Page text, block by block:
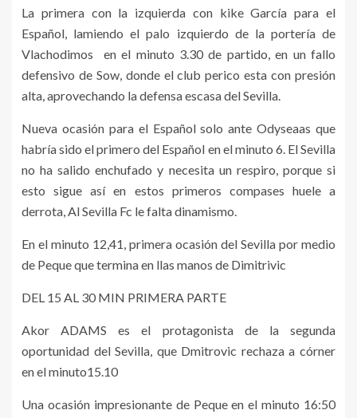
La primera con la izquierda con kike García para el
Español, lamiendo el palo izquierdo de la portería de
Vlachodimos en el minuto 3.30 de partido, en un fallo
defensivo de Sow, donde el club perico esta con presión
alta, aprovechando la defensa escasa del Sevilla.
Nueva ocasión para el Español solo ante Odyseaas que
habría sido el primero del Español en el minuto 6. El Sevilla
no ha salido enchufado y necesita un respiro, porque si
esto sigue así en estos primeros compases huele a
derrota, Al Sevilla Fc le falta dinamismo.
En el minuto 12,41, primera ocasión del Sevilla por medio
de Peque que termina en llas manos de Dimitrivic
DEL 15 AL 30 MIN PRIMERA PARTE
Akor ADAMS es el protagonista de la segunda
oportunidad del Sevilla, que Dmitrovic rechaza a córner
en el minuto15.10
Una ocasión impresionante de Peque en el minuto 16:50